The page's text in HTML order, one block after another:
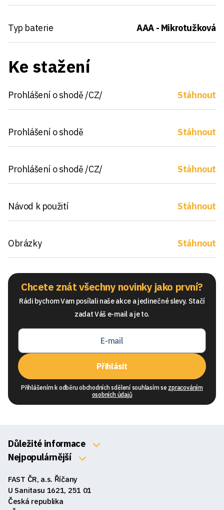
Typ baterie AAA - Mikrotužková
Ke stažení
Prohlášení o shodě /CZ/ Stáhnout
Prohlášení o shodě Stáhnout
Prohlášení o shodě /CZ/ Stáhnout
Návod k použití Stáhnout
Obrázky Stáhnout
Chcete znát všechny novinky jako první?
Rádi bychom Vam posílali naše akce a jedinečné slevy. Stačí
zadat Váš e-mail a je to.
Přihlásit
Přihlášením k odběru obchodních sdělení souhlasím se zpracováním
osobních údajů
Důležité informace
O nás
Obchodní podmínky
Reklamace a vrácení zboží
Nejpopulárnější
Myši
Sluchátka
FAST ČR, a.s. Říčany
U Sanitasu 1621, 251 01
Česká republika